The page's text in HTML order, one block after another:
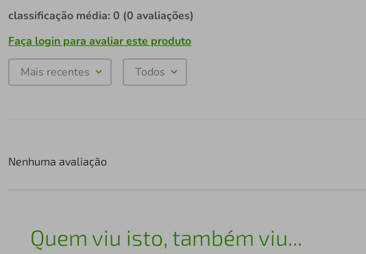
classificação média: 0 (0 avaliações)
Faça login para avaliar este produto
Mais recentes Todos
Nenhuma avaliação
Quem viu isto, também viu...